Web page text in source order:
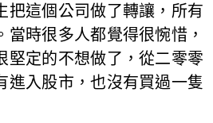
把這個公司做了轉讓，所有
當時很多人都覺得很惋惜，
堅定的不想做了，從二零零
進入股市，也沒有買過一隻